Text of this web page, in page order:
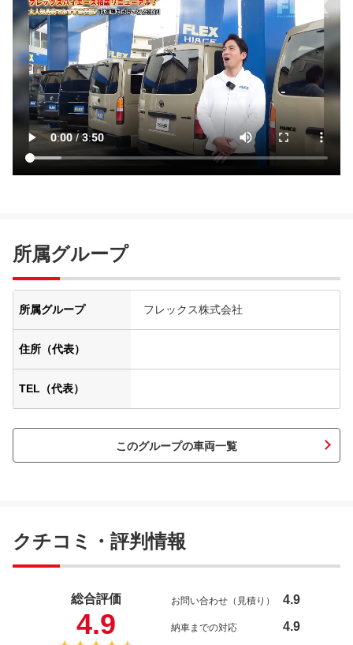
所属グループ
所属グループ フレックス株式会社
住所（代表）
TEL（代表）
このグループの車両一覧
クチコミ・評判情報
総合評価
4.9
お問い合わせ（見積り） 4.9
納車までの対応 4.9